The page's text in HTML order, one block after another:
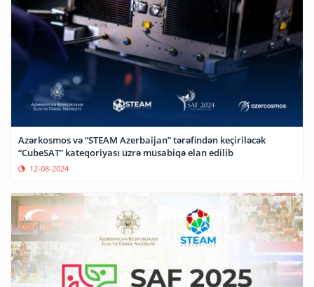
Azərkosmos və “STEAM Azerbaijan” tərəfindən keçiriləcək
“CubeSAT” kateqoriyası üzrə müsabiqə elan edilib
12-08-2024